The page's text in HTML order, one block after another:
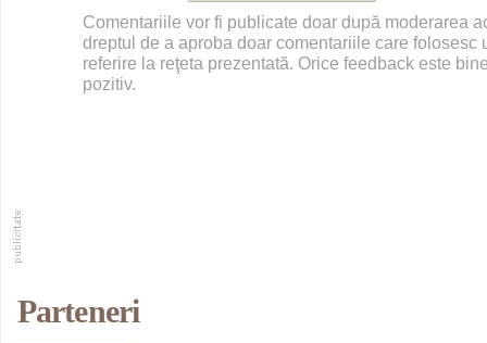
Comentariile vor fi publicate doar după moderarea
dreptul de a aproba doar comentariile care folosesc
referire la reţeta prezentată. Orice feedback este
pozitiv.
Parteneri